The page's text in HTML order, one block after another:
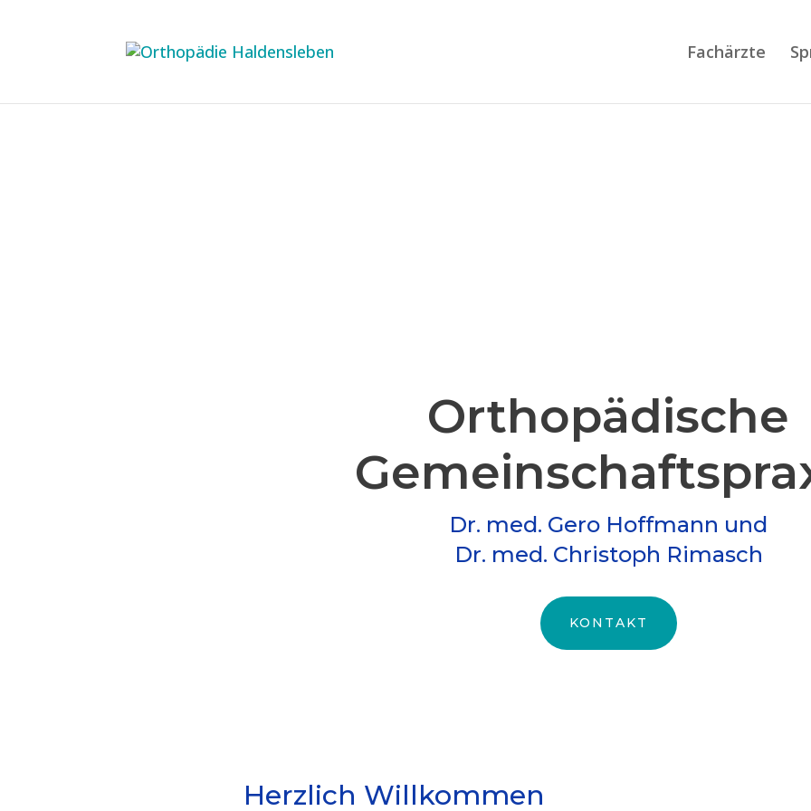
Fachärzte
Orthopädische
Dr. med. Gero Hoffmann und
Dr. med. Christoph Rimasch
KONTAKT
Herzlich Willkommen